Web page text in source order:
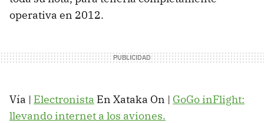
operativa en 2012.
Vía | Electronista En Xataka On | GoGo inFlight:
llevando internet a los aviones.